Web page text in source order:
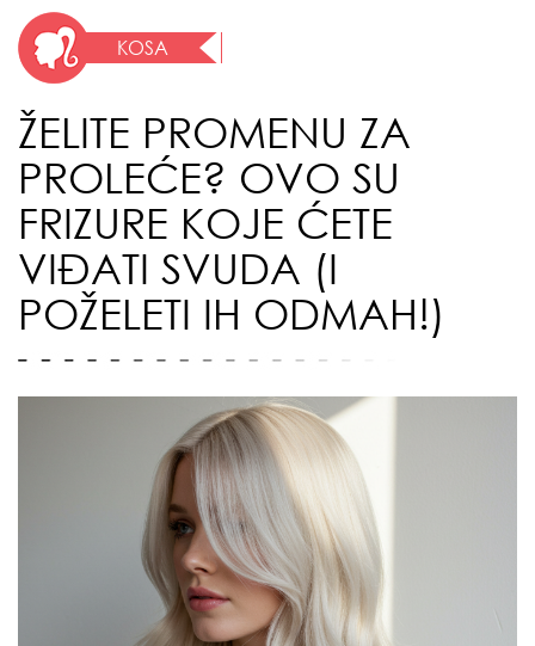
KOSA
ŽELITE PROMENU ZA
PROLEĆE? OVO SU
FRIZURE KOJE ĆETE
VIĐATI SVUDA (I
POŽELETI IH ODMAH!)